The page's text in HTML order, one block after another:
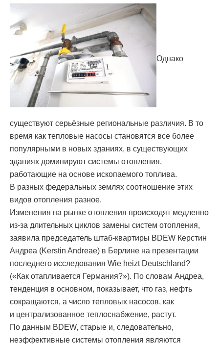
Однако
существуют серьёзные региональные различия. В то
время как тепловые насосы становятся все более
популярными в новых зданиях, в существующих
зданиях доминируют системы отопления,
работающие на основе ископаемого топлива.
В разных федеральных землях соотношение этих
видов отопления разное.
Изменения на рынке отопления происходят медленно
из-за длительных циклов замены систем отопления,
заявила председатель штаб-квартиры BDEW Керстин
Андреа (Kerstin Andreae) в Берлине на презентации
последнего исследования Wie heizt Deutschland?
(«Как отапливается Германия?»). По словам Андреа,
тенденция в основном, показывает, что газ, нефть
сокращаются, а число тепловых насосов, как
и централизованное теплоснабжение, растут.
По данным BDEW, старые и, следовательно,
неэффективные системы отопления являются